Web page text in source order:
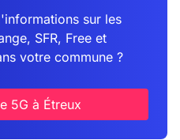
sur les
SFR, Free et
votre commune ?
5G à Étreux